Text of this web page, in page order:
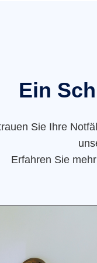
Ein
Sie Ihre
Erfahren Sie